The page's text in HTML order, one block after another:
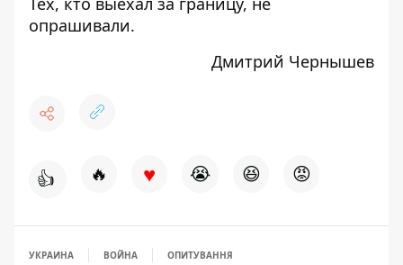
опрашивали.
Дмитрий Чернышев
👍 🔥 ♥ 😭 😆 😡
УКРАИНА ВОЙНА ОПИТУВАННЯ